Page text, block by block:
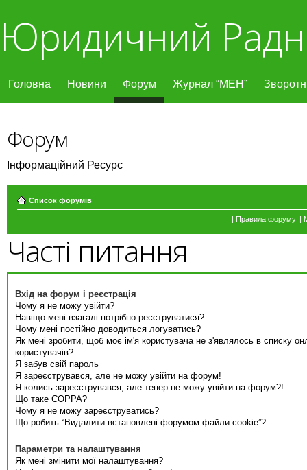
Юридичний
Головна Новини Форум Журнал “МЕН”
Форум
Інформаційний Ресурс
Список форумів
| Правила форуму |
Часті питання
Вхід на форум і реєстрація
Чому я не можу увійти?
Навіщо мені взагалі потрібно реєструватися?
Чому мені постійно доводиться логуватись?
Як мені зробити, щоб моє ім'я користувача не з'являлось в списку
користувачів?
Я забув свій пароль
Я зареєструвався, але не можу увійти на форум!
Я колись зареєструвався, але тепер не можу увійти на форум?!
Що таке COPPA?
Чому я не можу зареєструватись?
Що робить “Видалити встановлені форумом файли cookie”?
Параметри та налаштування
Як мені змінити мої налаштування?